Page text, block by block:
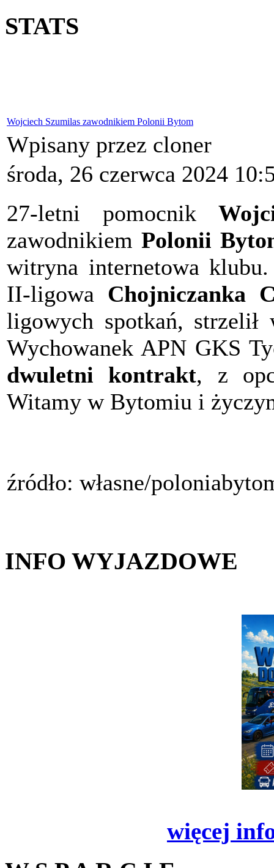
STATS
Wojciech Szumilas zawodnikiem Polonii Bytom
Wpisany przez cloner
środa, 26 czerwca 2024
27-letni pomocnik
zawodnikiemPolonii
witryna internetowa
II-ligowa Chojniczanka
ligowych spotkań,
Wychowanek APN GKS
dwuletni kontrakt, z
Witamy w Bytomiu i
źródło: własne/
INFO WYJAZDOWE
więcej